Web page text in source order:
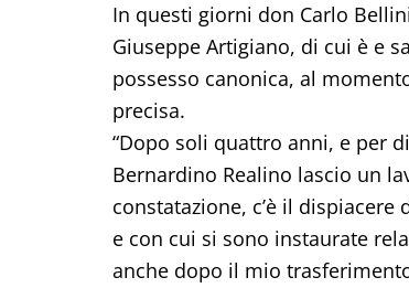
In questi giorni don Carlo
Giuseppe Artigiano, di cui è e
possesso canonica, al
precisa.
“Dopo soli quattro anni, e per
Bernardino Realino lascio un
constatazione, c’è il
e con cui si sono instaurate
anche dopo il mio